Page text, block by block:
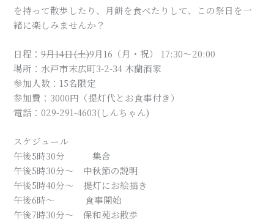
を持って散歩したり、月餅を食べたりして、この祭日を一
緒に楽しみませんか？
日程：9月14日(土)9月16（月・祝） 17:30〜20:00
場所：水戸市末広町3-2-34 木蘭酒家
参加人数：15名限定
参加費：3000円（提灯代とお食事付き）
電話：029-291-4603(しんちゃん)
スケジュール
午後5時30分 集合
午後5時30分〜 中秋節の説明
午後5時40分〜 提灯にお絵描き
午後6時〜 食事開始
午後7時30分〜 保和苑お散歩